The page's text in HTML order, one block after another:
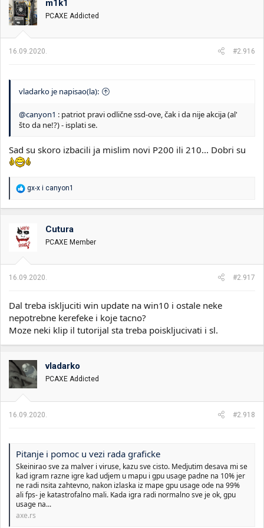
v
a
n
:
m1k1
PCAXE Addicted
16.09.2020. #2.916
vladarko je napisao(la):
@canyon1 : patriot pravi odlične ssd-ove, čak i da nije akcija (al'
što da ne!?) - isplati se.
Sad su skoro izbacili ja mislim novi P200 ili 210... Dobri su
R
o
v
a
:
gx-x i canyon1
Cutura
PCAXE Member
16.09.2020. #2.917
Dal treba iskljuciti win update na win10 i ostale neke
nepotrebne kerefeke i koje tacno?
Moze neki klip il tutorijal sta treba poiskljucivati i sl.
vladarko
PCAXE Addicted
16.09.2020. #2.918
Pitanje i pomoc u vezi rada graficke
Skeinirao sve za malver i viruse, kazu sve cisto. Medjutim desava mi se
kad igram razne igre kad udjem u mapu i gpu usage padne na 10% jer
ne radi nsita zahtevno, nakon izlaska iz mape gpu usage ode na 99%
ali fps- je katastrofalno mali. Kada igra radi normalno sve je ok, gpu
usage na...
axe.rs